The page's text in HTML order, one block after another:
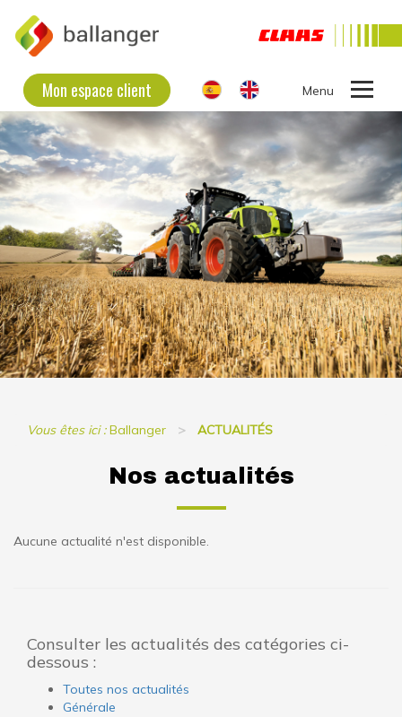
Mon espace client
Ouvrir
le
L'ENTREPRISE BALLANGER
MATÉRIELS D’OCCASION
MATÉRIELS NEUFS
RECRUTEMENT
CONTACT
Vous êtes ici :Ballanger ACTUALITÉS
Nos actualités
Aucune actualité n'est disponible.
Consulter les actualités des catégories ci-
dessous :
Toutes nos actualités
Générale